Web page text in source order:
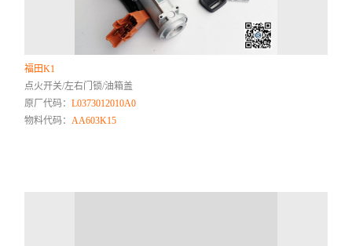
福田K1
点火开关/左右门锁/油箱盖
原厂代码：L0373012010A0
物料代码： AA603K15